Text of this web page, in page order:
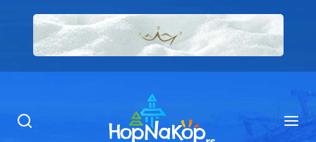
Ugostiteljstvo